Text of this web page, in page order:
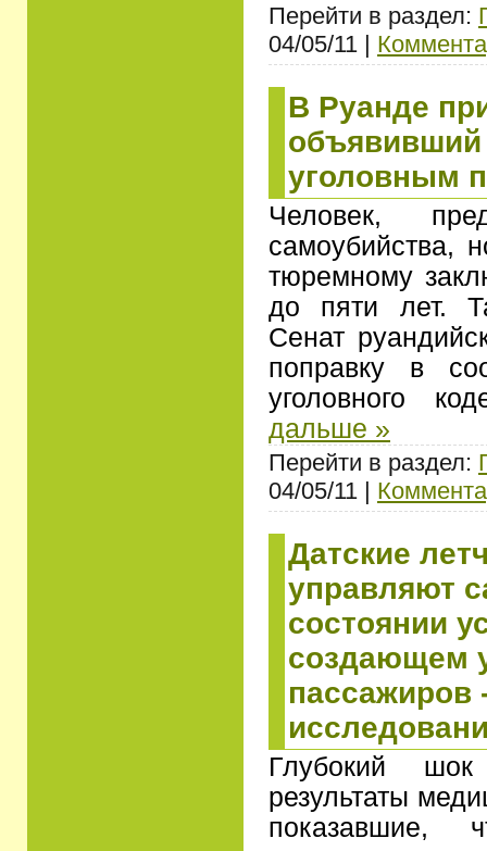
Перейти в раздел:
04/05/11 |
В Руанде
объявивший
уголовным
Человек,
самоубийства,
тюремному
до пяти лет.
Сенат
поправку в
уголовного
дальше »
Перейти в раздел:
04/05/11 |
Датские
управляют
состоянии
создающем
пассажиров
Глубокий
результаты
показавшие,